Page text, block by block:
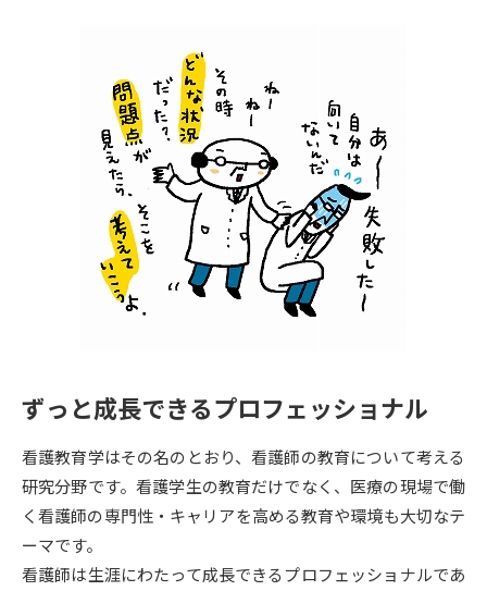
大学・短大以外の資料から請求
専門学校の資料請求 大学院の資料請求
留学・進学関連、塾・予備校
大学入学共通テスト「受験案
内」の請求
幼稚園教員資格認定試験 小学校教員資格認定試験
高等学校（情報）教員資格認定
試験
ずっと成長できるプロフェッショナル
看護教育学はその名のとおり、看護師の教育について考える
研究分野です。看護学生の教育だけでなく、医療の現場で働
く看護師の専門性・キャリアを高める教育や環境も大切なテ
ーマです。
看護師は生涯にわたって成長できるプロフェッショナルであ